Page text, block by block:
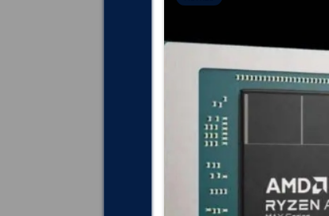
dispositivos e software
e reparar todas
causas de colisões (telas
Detectee descarregue
quaisquer drivers em falta ou
desactualizados no seu
sistema.